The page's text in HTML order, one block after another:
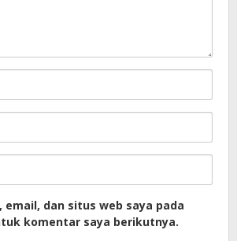
email, dan situs web saya pada
komentar saya berikutnya.